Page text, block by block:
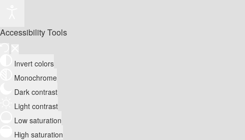
Accessibility Tools
Invert colors
Monochrome
Dark contrast
Light contrast
Low saturation
High saturation